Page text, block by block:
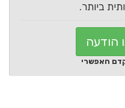
ביותר.
הודעה
האפשרי